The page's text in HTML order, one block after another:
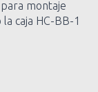
montaje
caja HC-BB-1